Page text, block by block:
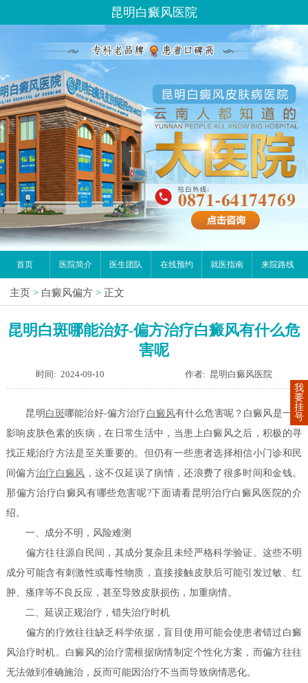
昆明白癜风医院
首页 医院简介 医生团队 在线预约 就医指南 来院路线
主页 > 白癜风偏方 > 正文
昆明白斑哪能治好-偏方治疗白癜风有什么危
害呢
时间: 2024-09-10 作者: 昆明白癜风医院
昆明 白斑哪能治好-偏方治疗 白癜风有什么危害呢？白癜风是一种
影响皮肤色素的疾病，在日常生活中，当患上白癜风之后，积极的寻
找正规治疗方法是至关重要的。但仍有一些患者选择相信小门诊和民
间偏方治疗白癜风 ，这不仅延误了病情，还浪费了很多时间和金钱。
那偏方治疗白癜风有哪些危害呢?下面请看昆明治疗白癜风医院的介
绍。
一、成分不明，风险难测
偏方往往源自民间，其成分复杂且未经严格科学验证。这些不明
成分可能含有刺激性或毒性物质，直接接触皮肤后可能引发过敏、红
肿、瘙痒等不良反应，甚至导致皮肤损伤，加重病情。
二、延误正规治疗，错失治疗时机
偏方的疗效往往缺乏科学依据，盲目使用可能会使患者错过白癜
风治疗时机。白癜风的治疗需根据病情制定个性化方案，而偏方往往
无法做到准确施治，反而可能因治疗不当而导致病情恶化。
我
要
挂
号